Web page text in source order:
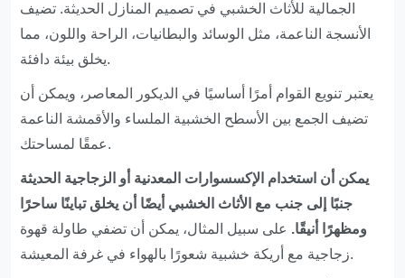
الجمالية للأثاث الخشبي في تصميم المنازل الحديثة. تضيف
الأنسجة الناعمة، مثل الوسائد والبطانيات، الراحة واللون، مما
يخلق بيئة دافئة.
يعتبر تنويع القوام أمرًا أساسيًا في الديكور المعاصر، ويمكن أن
تضيف الجمع بين الأسطح الخشبية الملساء والأقمشة الناعمة
عمقًا لمساحتك.
يمكن أن استخدام الإكسسوارات المعدنية أو الزجاجية الحديثة
جنبًا إلى جنب مع الأثاث الخشبي أيضًا أن يخلق تباينًا ساحرًا
ومظهرًا أنيقًا. على سبيل المثال، يمكن أن تضفي طاولة قهوة
زجاجية مع أريكة خشبية شعورًا بالهواء في غرفة المعيشة.